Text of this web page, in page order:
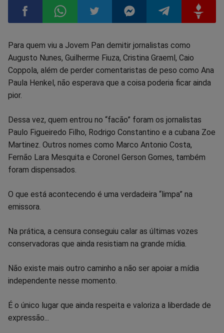
Compartilhar
no
Facebook
Compartilhar
no
Compartilhar
no
Compartilhar
no
Compartilhar
no
no
Para quem viu a Jovem Pan demitir jornalistas como
Augusto Nunes, Guilherme Fiuza, Cristina Graeml, Caio
Coppola, além de perder comentaristas de peso como Ana
Paula Henkel, não esperava que a coisa poderia ficar ainda
pior.
Dessa vez, quem entrou no “facão” foram os jornalistas
Paulo Figueiredo Filho, Rodrigo Constantino e a cubana Zoe
Martinez. Outros nomes como Marco Antonio Costa,
Fernão Lara Mesquita e Coronel Gerson Gomes, também
foram dispensados.
O que está acontecendo é uma verdadeira “limpa” na
emissora.
Na prática, a censura conseguiu calar as últimas vozes
conservadoras que ainda resistiam na grande mídia.
Não existe mais outro caminho a não ser apoiar a mídia
independente nesse momento.
É o único lugar que ainda respeita e valoriza a liberdade de
expressão...